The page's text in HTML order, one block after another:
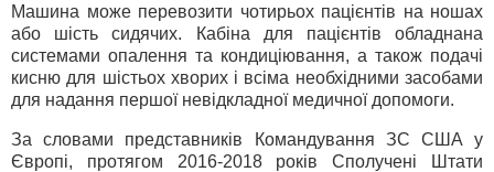
Машина може перевозити чотирьох пацієнтів на ношах
або шість сидячих. Кабіна для пацієнтів обладнана
системами опалення та кондиціювання, а також подачі
кисню для шістьох хворих і всіма необхідними засобами
для надання першої невідкладної медичної допомоги.
За словами представників Командування ЗС США у
Європі, протягом 2016-2018 років Сполучені Штати